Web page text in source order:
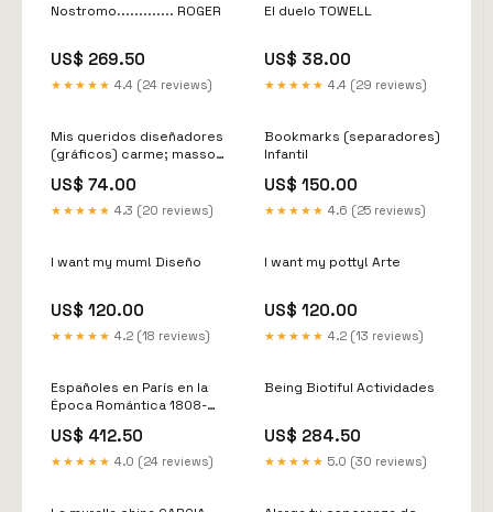
Nostromo............. ROGER
US$ 269.50
★★★★★ 4.4 (24 reviews)
El duelo TOWELL
US$ 38.00
★★★★★ 4.4 (29 reviews)
Mis queridos diseñadores
(gráficos) carme; massot
US$ 74.00
★★★★★ 4.3 (20 reviews)
Bookmarks (separadores)
Infantil
US$ 150.00
★★★★★ 4.6 (25 reviews)
I want my mum! Diseño
US$ 120.00
★★★★★ 4.2 (18 reviews)
I want my potty! Arte
US$ 120.00
★★★★★ 4.2 (13 reviews)
Españoles en París en la
Época Romántica 1808-
US$ 412.50
★★★★★ 4.0 (24 reviews)
Being Biotiful Actividades
US$ 284.50
★★★★★ 5.0 (30 reviews)